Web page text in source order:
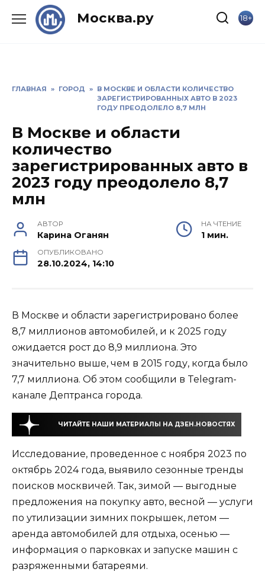
Москва.ру 18+
ГЛАВНАЯ » ГОРОД » В МОСКВЕ И ОБЛАСТИ КОЛИЧЕСТВО
ЗАРЕГИСТРИРОВАННЫХ АВТО В 2023
ГОДУ ПРЕОДОЛЕЛО 8,7 МЛН
В Москве и области
количество
зарегистрированных авто в
2023 году преодолело 8,7
млн
АВТОР
Карина Оганян
НА ЧТЕНИЕ
1 мин.
ОПУБЛИКОВАНО
28.10.2024, 14:10
В Москве и области зарегистрировано более
8,7 миллионов автомобилей, и к 2025 году
ожидается рост до 8,9 миллиона. Это
значительно выше, чем в 2015 году, когда было
7,7 миллиона. Об этом сообщили в Telegram-
канале Дептранса города.
ЧИТАЙТЕ НАШИ МАТЕРИАЛЫ НА ДЗЕН.НОВОСТЯХ
Исследование, проведенное с ноября 2023 по
октябрь 2024 года, выявило сезонные тренды
поисков москвичей. Так, зимой — выгодные
предложения на покупку авто, весной — услуги
по утилизации зимних покрышек, летом —
аренда автомобилей для отдыха, осенью —
информация о парковках и запуске машин с
разряженными батареями.